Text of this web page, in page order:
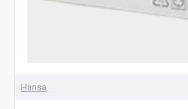
Hansa